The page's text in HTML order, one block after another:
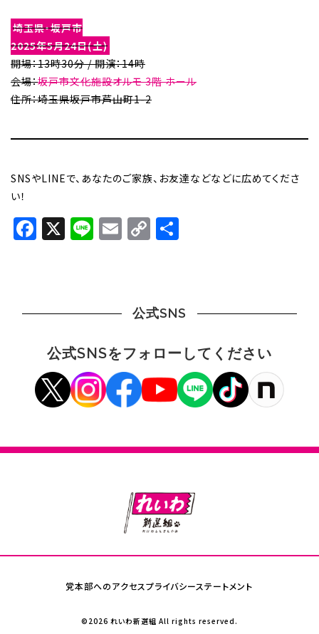
埼玉県・坂戸市
2025年5月24日(土)
開場：13時30分 / 開演：14時
会場：坂戸市文化施設オルモ 3階 ホール
住所：埼玉県坂戸市芦山町1-2
SNSやLINEで、あなたのご家族、お友達などなどに広めてくださ
い！
Facebook
X LineEmail
Copy
Link
公式SNS
公式SNSをフォローしてください
党本部へのアクセスプライバシーステートメント
©2026 れいわ新選組 All rights reserved.